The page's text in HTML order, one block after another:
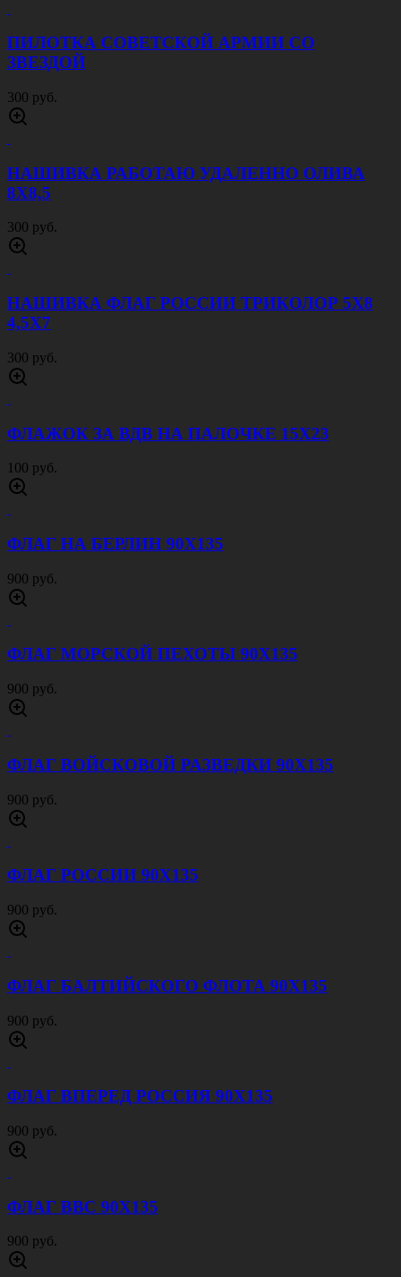
ПИЛОТКА СОВЕТСКОЙ АРМИИ CО
ЗВЕЗДОЙ
300 руб.
НАШИВКА РАБОТАЮ УДАЛЕННО ОЛИВА
8Х8,5
300 руб.
НАШИВКА ФЛАГ РОССИИ ТРИКОЛОР 5Х8
4,5Х7
300 руб.
ФЛАЖОК ЗА ВДВ НА ПАЛОЧКЕ 15Х23
100 руб.
ФЛАГ НА БЕРЛИН 90Х135
900 руб.
ФЛАГ МОРСКОЙ ПЕХОТЫ 90Х135
900 руб.
ФЛАГ ВОЙСКОВОЙ РАЗВЕДКИ 90Х135
900 руб.
ФЛАГ РОССИИ 90Х135
900 руб.
ФЛАГ БАЛТИЙСКОГО ФЛОТА 90Х135
900 руб.
ФЛАГ ВПЕРЕД РОССИЯ 90Х135
900 руб.
ФЛАГ ВВС 90Х135
900 руб.